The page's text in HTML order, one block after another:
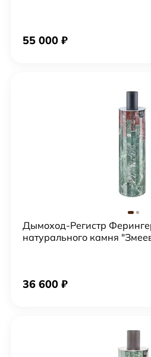
55 000 ₽
Дымоход-Регистр
натурального камня
36 600 ₽